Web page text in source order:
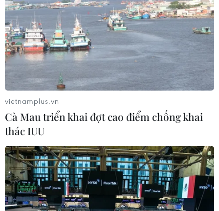
Đâm dao ở trung tâm London, một nữ nghi phạm bị
bắt giữ
05/08/2026 15:07
Công an Lào Cai kịp thời cứu nạn, hỗ trợ người
dân trong tình huống khẩn cấp
vietnamplus.vn
Cà Mau triển khai đợt cao điểm chống khai
thác IUU